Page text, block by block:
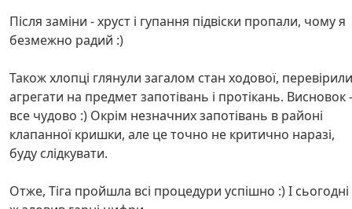
Після заміни - хруст і гупання підвіски пропали, чому я
безмежно радий :)
Також хлопці глянули загалом стан ходової, перевірили
агрегати на предмет запотівань і протікань. Висновок -
все чудово :) Окрім незначних запотівань в районі
клапанної кришки, але це точно не критично наразі,
буду слідкувати.
Отже, Тіга пройшла всі процедури успішно :) І сьогодні